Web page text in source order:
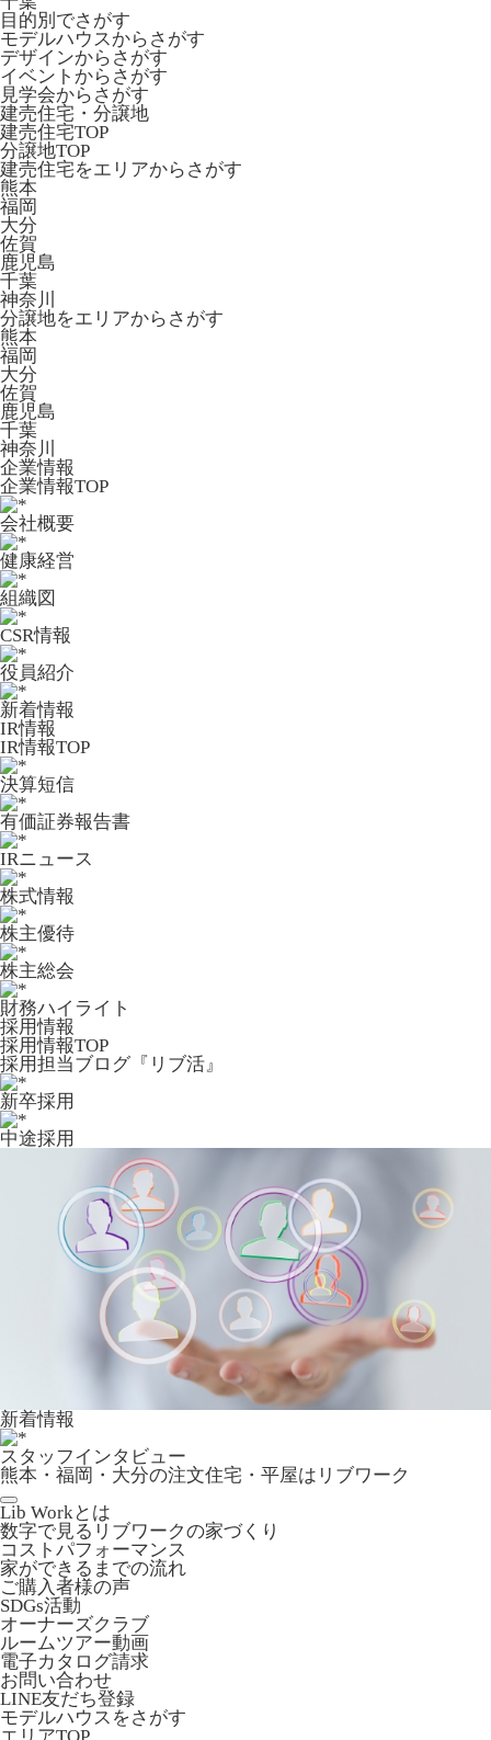
目的別でさがす
モデルハウスからさがす
デザインからさがす
イベントからさがす
見学会からさがす
建売住宅・分譲地
建売住宅TOP
分譲地TOP
建売住宅をエリアからさがす
熊本
福岡
大分
佐賀
鹿児島
千葉
神奈川
分譲地をエリアからさがす
熊本
福岡
大分
佐賀
鹿児島
千葉
神奈川
企業情報
企業情報TOP
会社概要
健康経営
組織図
CSR情報
役員紹介
新着情報
IR情報
IR情報TOP
決算短信
有価証券報告書
IRニュース
株式情報
株主優待
株主総会
財務ハイライト
採用情報
採用情報TOP
採用担当ブログ『リブ活』
新卒採用
中途採用
新着情報
スタッフインタビュー
熊本・福岡・大分の注文住宅・平屋はリブワーク
Lib Workとは
数字で見るリブワークの家づくり
コストパフォーマンス
家ができるまでの流れ
ご購入者様の声
SDGs活動
オーナーズクラブ
ルームツアー動画
電子カタログ請求
お問い合わせ
LINE友だち登録
モデルハウスをさがす